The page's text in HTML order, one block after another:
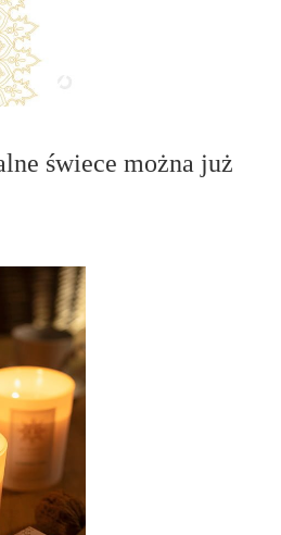
świece można już